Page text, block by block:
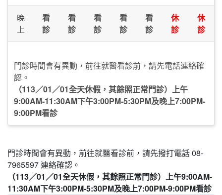
晚
上
看
診
看
診
看
診
看
診
看
診
休
診
休
診
門診時間會有異動，前往就醫看診前，請先電話連絡確
認。
（113／01／01全天休假，其餘照正常門診）上午
9:00AM-11:30AM下午3:00PM-5:30PM及晚上7:00PM-
9:00PM看診
門診時間會有異動，前往就醫看診前，請先撥打電話 08-
7965597 連絡確認。
（113／01／01全天休假，其餘照正常門診）上午9:00AM-
11:30AM下午3:00PM-5:30PM及晚上7:00PM-9:00PM看診